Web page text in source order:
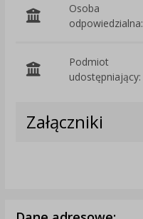
Osoba
odpowiedzialna:
Podmiot
udostępniający:
Załączniki